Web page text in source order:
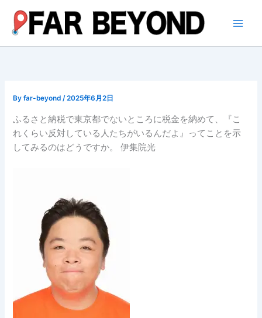
ス
Byfar-beyond/2025年6月2日
ふるさと納税で東京都でないところに税金を納めて、『こ
れくらい反対している人たちがいるんだよ』ってことを示
してみるのはどうですか。 伊集院光